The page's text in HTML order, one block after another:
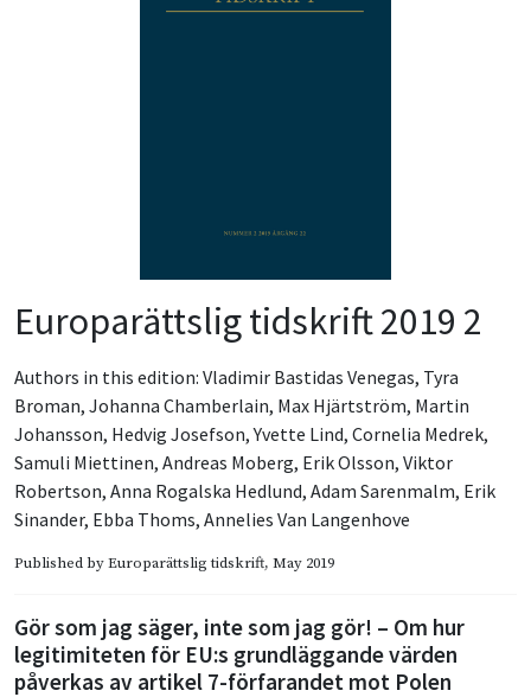
Europarättslig tidskrift 2019 2
Authors in this edition: Vladimir Bastidas Venegas, Tyra
Broman, Johanna Chamberlain, Max Hjärtström, Martin
Johansson, Hedvig Josefson,Yvette Lind, Cornelia Medrek,
Samuli Miettinen, Andreas Moberg, Erik Olsson, Viktor
Robertson, Anna Rogalska Hedlund, Adam Sarenmalm, Erik
Sinander, Ebba Thoms, Annelies Van Langenhove
Published byEuroparättslig tidskrift, May 2019
Gör som jag säger, inte som jag gör! – Om hur
legitimiteten för EU:s grundläggande värden
påverkas av artikel 7-förfarandet mot Polen